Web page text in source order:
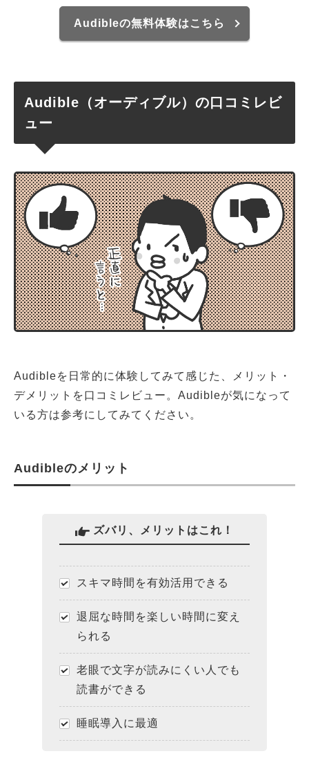
Audibleの無料体験はこちら
Audible（オーディブル）の口コミレビ
ュー
Audibleを日常的に体験してみて感じた、メリット・
デメリットを口コミレビュー。Audibleが気になって
いる方は参考にしてみてください。
Audibleのメリット
ズバリ、メリットはこれ！
スキマ時間を有効活用できる
退屈な時間を楽しい時間に変え
られる
老眼で文字が読みにくい人でも
読書ができる
睡眠導入に最適